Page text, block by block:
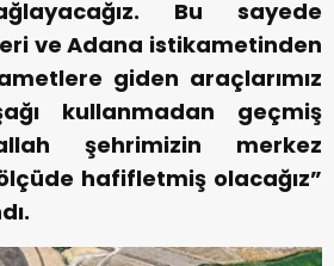
Bu sayede
ve Adana istikametinden
giden araçlarımız
kullanmadan geçmiş
şehrimizin merkez
hafifletmiş olacağız”